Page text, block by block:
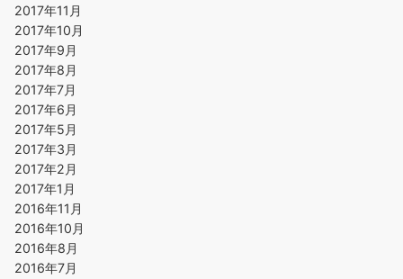
2017年11月
2017年10月
2017年9月
2017年8月
2017年7月
2017年6月
2017年5月
2017年3月
2017年2月
2017年1月
2016年11月
2016年10月
2016年8月
2016年7月